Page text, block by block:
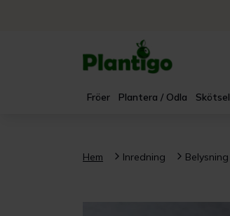
Fröer Plantera / Odla Skötsel
Hem Inredning Belysning